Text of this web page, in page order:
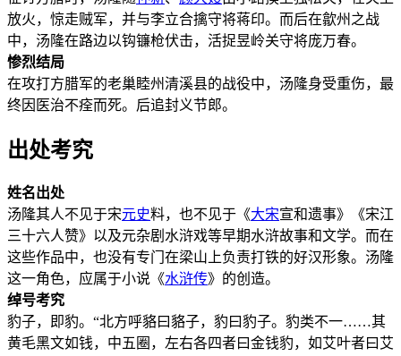
放火，惊走贼军，并与李立合擒守将蒋印。而后在歙州之战
中，汤隆在路边以钩镰枪伏击，活捉昱岭关守将庞万春。
惨烈结局
在攻打方腊军的老巢睦州清溪县的战役中，汤隆身受重伤，最
终因医治不痊而死。后追封义节郎。
出处考究
姓名出处
汤隆其人不见于宋元史料，也不见于《大宋宣和遗事》《宋江
三十六人赞》以及元杂剧水浒戏等早期水浒故事和文学。而在
这些作品中，也没有专门在梁山上负责打铁的好汉形象。汤隆
这一角色，应属于小说《水浒传》的创造。
绰号考究
豹子，即豹。“北方呼貉曰貉子，豹曰豹子。豹类不一……其
黄毛黑文如钱，中五圈，左右各四者曰金钱豹，如艾叶者曰艾